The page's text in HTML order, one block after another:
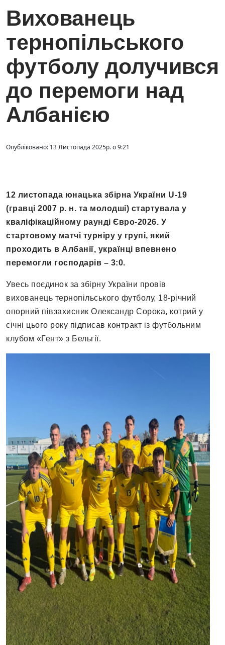
Вихованець
тернопільського
футболу долучився
до перемоги над
Албанією
Опубліковано: 13 Листопада 2025р. о 9:21
12 листопада юнацька збірна України U-19
(гравці 2007 р. н. та молодші) стартувала у
кваліфікаційному раунді Євро-2026. У
стартовому матчі турніру у групі, який
проходить в Албанії, українці впевнено
перемогли господарів – 3:0.
Увесь поєдинок за збірну України провів
вихованець тернопільського футболу, 18-річний
опорний півзахисник Олександр Сорока, котрий у
січні цього року підписав контракт із футбольним
клубом «Гент» з Бельгії.